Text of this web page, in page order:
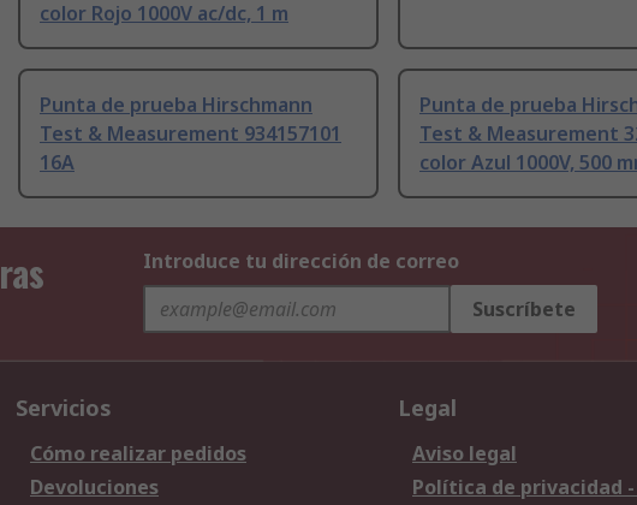
color Rojo 1000V ac/dc, 1 m
Punta de prueba Hirschmann
Test & Measurement 934157101
16A
Punta de prueba
Test & Measurement
color Azul 1000V, 500
Introduce tu dirección de correo
Suscríbete
Servicios
Cómo realizar pedidos
Devoluciones
Legal
Aviso legal
Política de privacidad